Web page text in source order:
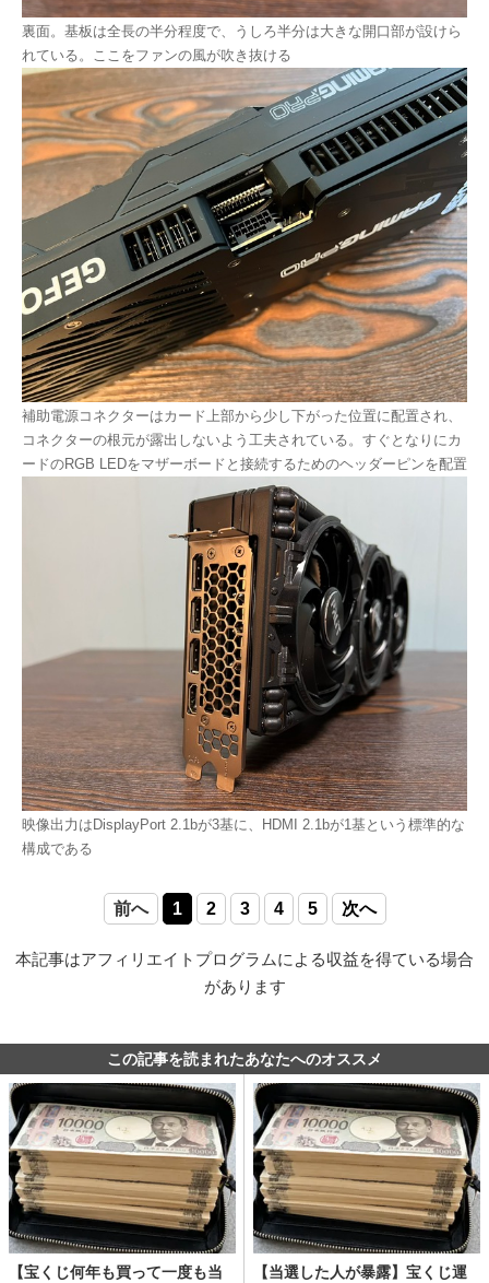
裏面。基板は全長の半分程度で、うしろ半分は大きな開口部が設けら
れている。ここをファンの風が吹き抜ける
補助電源コネクターはカード上部から少し下がった位置に配置され、
コネクターの根元が露出しないよう工夫されている。すぐとなりにカ
ードのRGB LEDをマザーボードと接続するためのヘッダーピンを配置
映像出力はDisplayPort 2.1bが3基に、HDMI 2.1bが1基という標準的な
構成である
前へ 1 2 3 4 5 次へ
本記事はアフィリエイトプログラムによる収益を得ている場合
があります
この記事を読まれたあなたへのオススメ
【宝くじ何年も買って一度も当 【当選した人が暴露】宝くじ運